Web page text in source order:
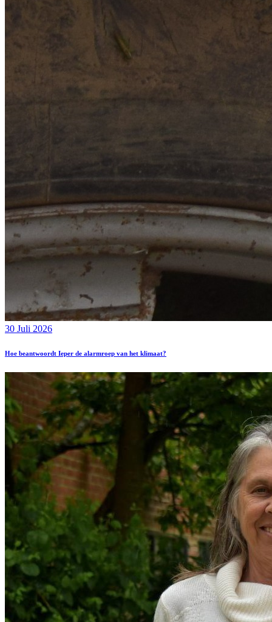
30 Juli 2026
Hoe beantwoordt Ieper de alarmroep van het klimaat?